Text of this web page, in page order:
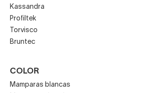
Kassandra
Profiltek
Torvisco
Bruntec
COLOR
Mamparas blancas